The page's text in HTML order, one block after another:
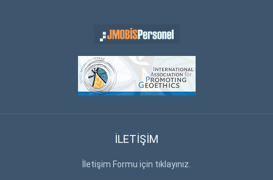
İLETİŞİM
İletişim Formu için tıklayınız.